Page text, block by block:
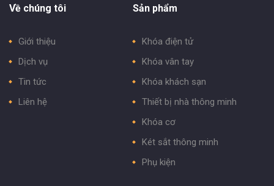
Về chúng tôi
Giới thiệu
Dịch vụ
Tin tức
Liên hệ
Sản phẩm
Khóa điện tử
Khóa vân tay
Khóa khách sạn
Thiết bị nhà thông minh
Khóa cơ
Két sắt thông minh
Phụ kiện